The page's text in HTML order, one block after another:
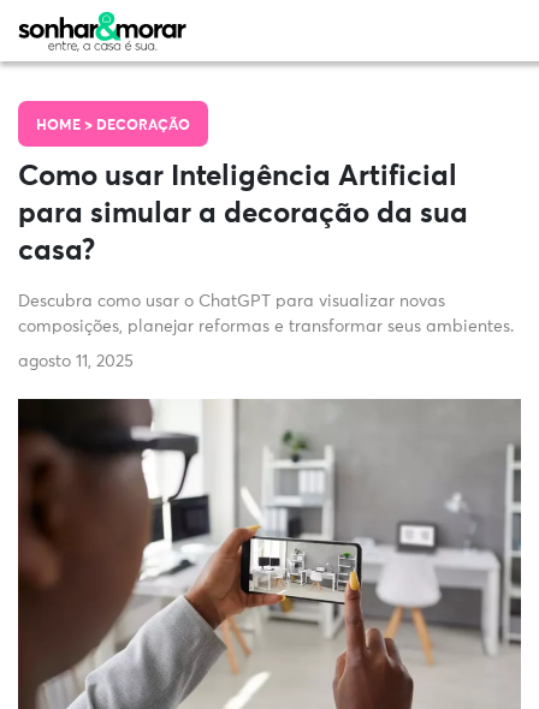
HOME > DECORAÇÃO
Como usar Inteligência Artificial
para simular a decoração da sua
casa?
Descubra como usar o ChatGPT para visualizar novas
composições, planejar reformas e transformar seus ambientes.
agosto 11, 2025